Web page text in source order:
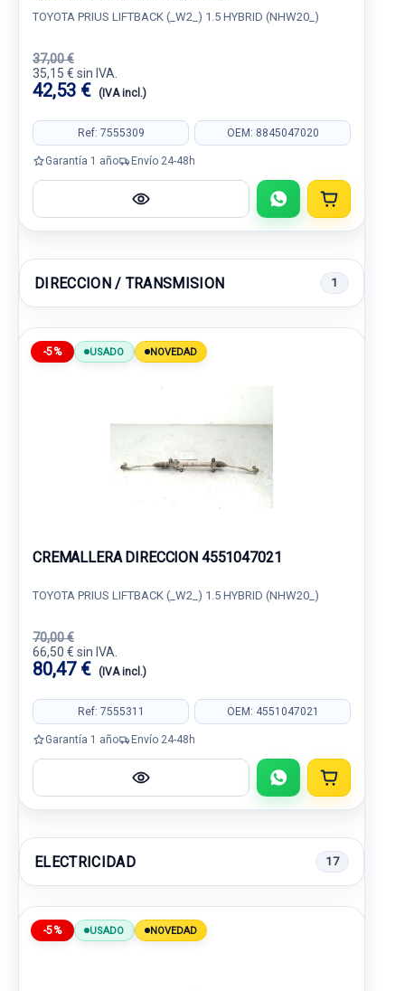
TOYOTA PRIUS LIFTBACK (_W2_) 1.5 HYBRID (NHW20_)
37,00 €
35,15 € sin IVA.
42,53 € (IVA incl.)
Ref: 7555309 OEM: 8845047020
Garantía 1 año Envío 24-48h
DIRECCION / TRANSMISION 1
-5% USADO NOVEDAD
CREMALLERA DIRECCION 4551047021
TOYOTA PRIUS LIFTBACK (_W2_) 1.5 HYBRID (NHW20_)
70,00 €
66,50 € sin IVA.
80,47 € (IVA incl.)
Ref: 7555311 OEM: 4551047021
Garantía 1 año Envío 24-48h
ELECTRICIDAD 17
-5% USADO NOVEDAD